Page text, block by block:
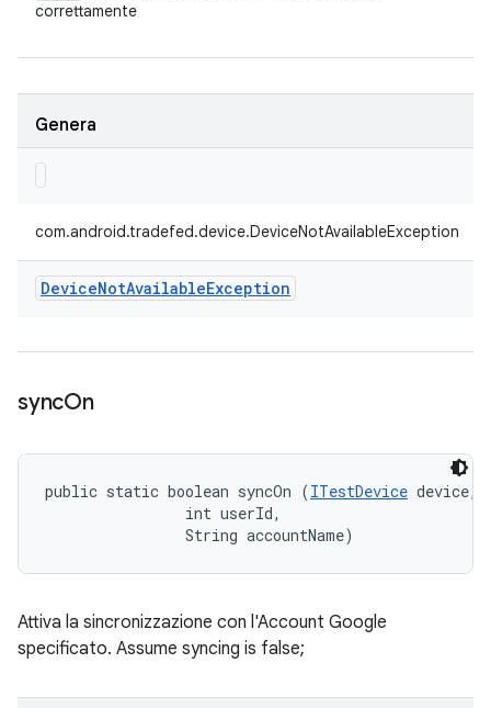
correttamente
Genera
com.android.tradefed.device.DeviceNotAvailableException
DeviceNotAvailableException
syncOn
public static boolean syncOn (ITestDevice device,
                int userId,
                String accountName)
Attiva la sincronizzazione con l'Account Google
specificato. Assume syncing is false;